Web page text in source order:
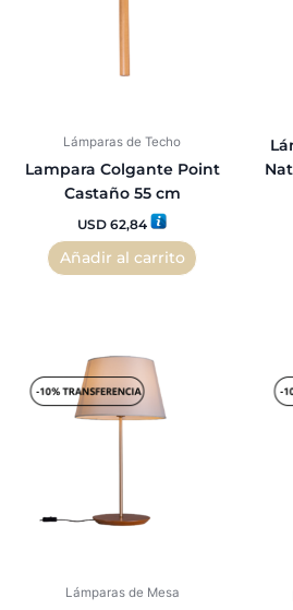
Lámparas de Techo
Lampara Colgante Point
Castaño 55 cm
USD 62,84
Añadir al carrito
Lámparas de Mesa